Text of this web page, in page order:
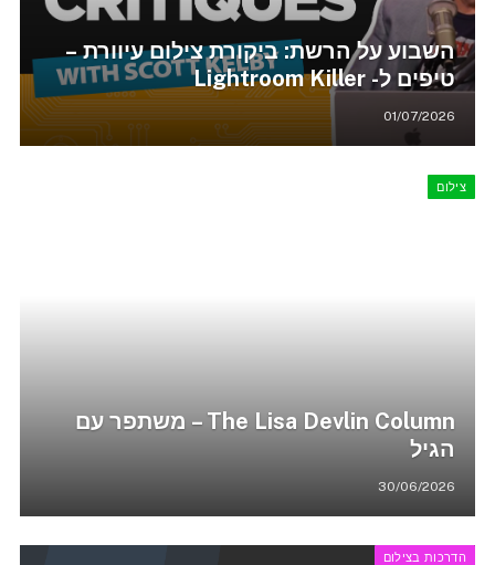
השבוע על הרשת: ביקורת צילום עיוורת –
טיפים ל- Lightroom Killer
01/07/2026
צילום
The Lisa Devlin Column – משתפר עם
הגיל
30/06/2026
הדרכות בצילום